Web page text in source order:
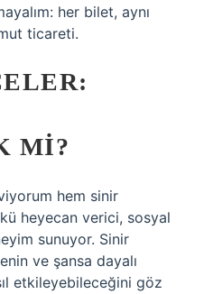
her bilet, aynı
ticareti.
MI?
hem sinir
heyecan verici, sosyal
sunuyor. Sinir
ve şansa dayalı
etkileyebileceğini göz